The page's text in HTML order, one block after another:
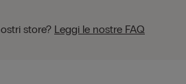
store? Leggi le nostre FAQ